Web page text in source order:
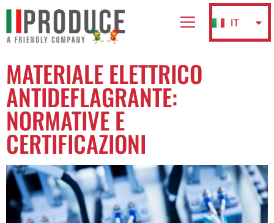
IT
EN
MATERIALE ELETTRICO
ANTIDEFLAGRANTE:
NORMATIVE E
CERTIFICAZIONI